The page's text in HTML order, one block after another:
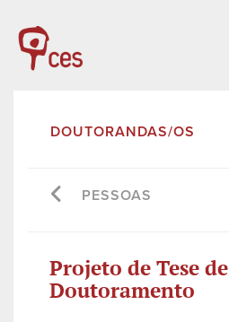
DOUTORANDAS/OS
PESSOAS
Projeto de Tese de
Doutoramento